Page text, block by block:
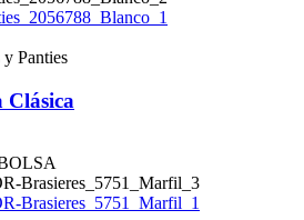
Panties